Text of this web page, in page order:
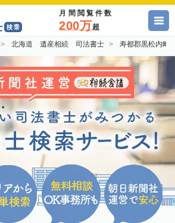
月間閲覧件数
200万超
北海道 遺産相続 司法書士 寿都郡黒松内